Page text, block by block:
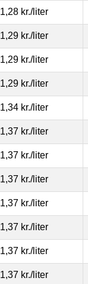
1,28 kr./liter
1,29 kr./liter
1,29 kr./liter
1,29 kr./liter
1,34 kr./liter
1,37 kr./liter
1,37 kr./liter
1,37 kr./liter
1,37 kr./liter
1,37 kr./liter
1,37 kr./liter
1,37 kr./liter